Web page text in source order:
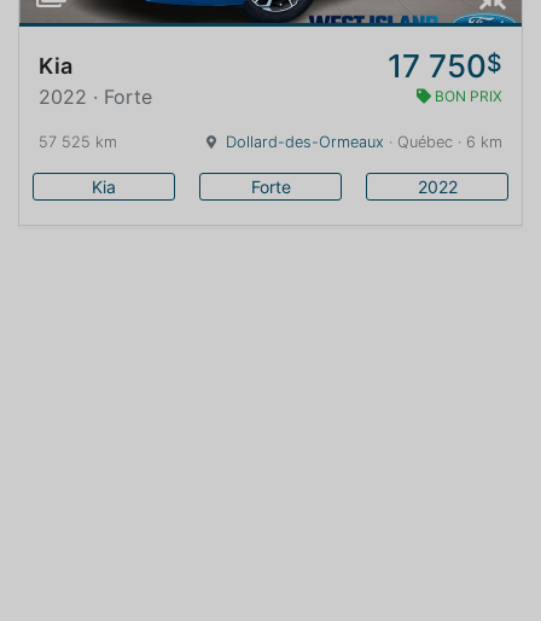
Kia 17 750$
2022 · Forte BON PRIX
57 525 km Dollard-des-Ormeaux · Québec · 6 km
Kia Forte 2022